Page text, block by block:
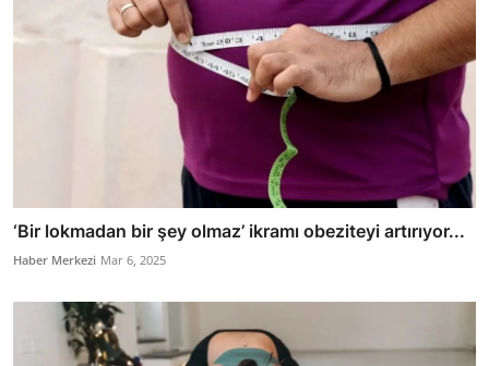
‘Bir lokmadan bir şey olmaz’ ikramı obeziteyi artırıyor...
Haber Merkezi Mar 6, 2025